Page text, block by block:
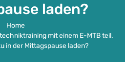
laden?
Home
mit einem E-MTB teil.
in der Mittagspause laden?